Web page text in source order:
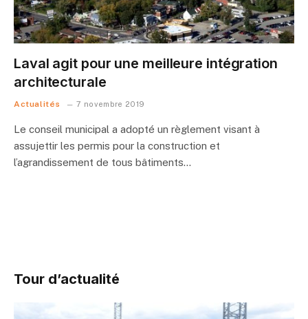
Laval agit pour une meilleure intégration
architecturale
Actualités 7 novembre 2019
Le conseil municipal a adopté un règlement visant à
assujettir les permis pour la construction et
l’agrandissement de tous bâtiments…
Tour d’actualité